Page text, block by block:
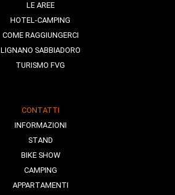
LE AREE
HOTEL-CAMPING
COME RAGGIUNGERCI
LIGNANO SABBIADORO
TURISMO FVG
CONTATTI
INFORMAZIONI
STAND
BIKE SHOW
CAMPING
APPARTAMENTI